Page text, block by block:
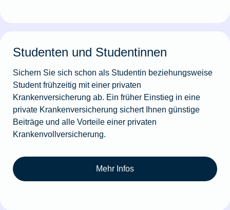
Studenten und Studentinnen
Sichern Sie sich schon als Studentin beziehungsweise
Student frühzeitig mit einer privaten
Krankenversicherung ab. Ein früher Einstieg in eine
private Krankenversicherung sichert Ihnen günstige
Beiträge und alle Vorteile einer privaten
Krankenvollversicherung.
Mehr Infos